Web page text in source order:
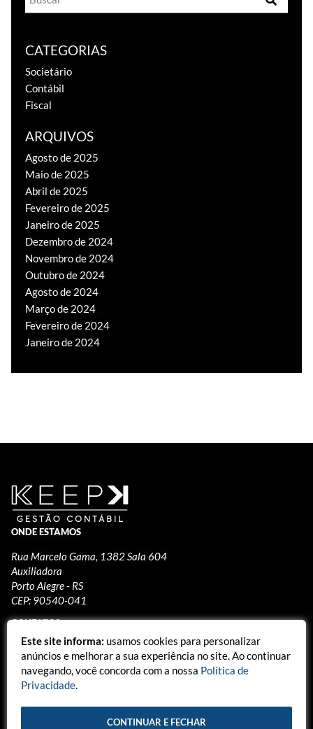
CATEGORIAS
Societário
Contábil
Fiscal
ARQUIVOS
Agosto de 2025
Maio de 2025
Abril de 2025
Fevereiro de 2025
Janeiro de 2025
Dezembro de 2024
Novembro de 2024
Outubro de 2024
Agosto de 2024
Março de 2024
Fevereiro de 2024
Janeiro de 2024
ONDE ESTAMOS
Rua Marcelo Gama, 1382 Sala 604
Auxiliadora
Porto Alegre - RS
CEP: 90540-041
CONTATOS
(51) 3024-0077
contato@keepcontabil.com.br
Este site informa: usamos cookies para personalizar
anúncios e melhorar a sua experiência no site. Ao continuar
navegando, você concorda com a nossa Política de
Privacidade.
CONTINUAR E FECHAR